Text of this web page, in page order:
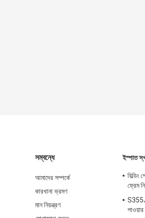
সম্বন্ধে
আমাদের সম্পর্কে
কারখানা ভ্রমণ
মান নিয়ন্ত্রণ
ইস্পাত
ফ্রেম